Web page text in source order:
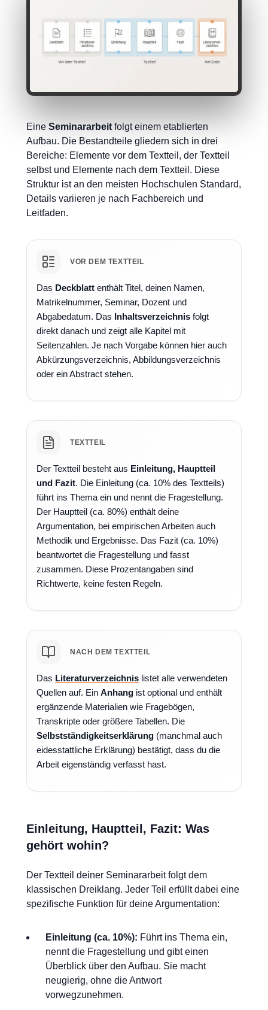
Eine Seminararbeit folgt einem etablierten
Aufbau. Die Bestandteile gliedern sich in drei
Bereiche: Elemente vor dem Textteil, der Textteil
selbst und Elemente nach dem Textteil. Diese
Struktur ist an den meisten Hochschulen Standard,
Details variieren je nach Fachbereich und
Leitfaden.
VOR DEM TEXTTEIL
Das Deckblatt enthält Titel, deinen Namen,
Matrikelnummer, Seminar, Dozent und
Abgabedatum. Das Inhaltsverzeichnis folgt
direkt danach und zeigt alle Kapitel mit
Seitenzahlen. Je nach Vorgabe können hier auch
Abkürzungsverzeichnis, Abbildungsverzeichnis
oder ein Abstract stehen.
TEXTTEIL
Der Textteil besteht aus Einleitung, Hauptteil
und Fazit. Die Einleitung (ca. 10% des Textteils)
führt ins Thema ein und nennt die Fragestellung.
Der Hauptteil (ca. 80%) enthält deine
Argumentation, bei empirischen Arbeiten auch
Methodik und Ergebnisse. Das Fazit (ca. 10%)
beantwortet die Fragestellung und fasst
zusammen. Diese Prozentangaben sind
Richtwerte, keine festen Regeln.
NACH DEM TEXTTEIL
Das Literaturverzeichnis listet alle verwendeten
Quellen auf. Ein Anhang ist optional und enthält
ergänzende Materialien wie Fragebögen,
Transkripte oder größere Tabellen. Die
Selbstständigkeitserklärung (manchmal auch
eidesstattliche Erklärung) bestätigt, dass du die
Arbeit eigenständig verfasst hast.
Einleitung, Hauptteil, Fazit: Was
gehört wohin?
Der Textteil deiner Seminararbeit folgt dem
klassischen Dreiklang. Jeder Teil erfüllt dabei eine
spezifische Funktion für deine Argumentation:
Einleitung (ca. 10%): Führt ins Thema ein,
nennt die Fragestellung und gibt einen
Überblick über den Aufbau. Sie macht
neugierig, ohne die Antwort
vorwegzunehmen.